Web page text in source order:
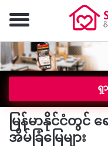
ရှ
မြန်မာနိုင်ငံတွင် ရ
အိမ်ခြံမြေများ